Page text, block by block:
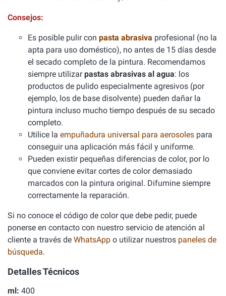
Consejos:
Es posible pulir con pasta abrasiva profesional (no la
apta para uso doméstico), no antes de 15 días desde
el secado completo de la pintura. Recomendamos
siempre utilizarpastas abrasivas al agua: los
productos de pulido especialmente agresivos (por
ejemplo, los de base disolvente) pueden dañar la
pintura incluso mucho tiempo después de su secado
completo.
Utilice la empuñadura universal para aerosoles para
conseguir una aplicación más fácil y uniforme.
Pueden existir pequeñas diferencias de color, por lo
que conviene evitar cortes de color demasiado
marcados con la pintura original. Difumine siempre
correctamente la reparación.
Si no conoce el código de color que debe pedir, puede
ponerse en contacto con nuestro servicio de atención al
cliente a través de WhatsApp o utilizar nuestros paneles de
búsqueda.
Detalles Técnicos
ml: 400